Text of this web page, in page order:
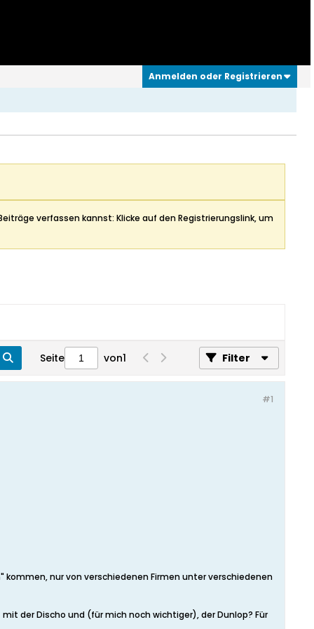
Anmelden oder Registrieren
verfassen kannst: Klicke auf den Registrierungslink, um
Seite von1 Filter
#1
nur von verschiedenen Firmen unter verschiedenen
der Discho und (für mich noch wichtiger), der Dunlop? Für